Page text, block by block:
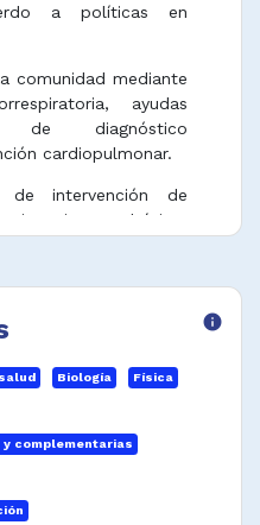
a políticas en
comunidad mediante
ayudas
de diagnóstico
cardiopulmonar.
de intervención de
básico,
dirigidos a
sanas y
proporcionando
y respiración
info
Biología Física
complementarias